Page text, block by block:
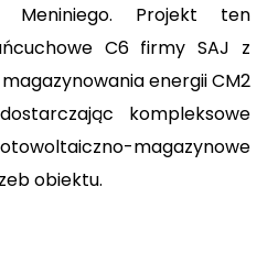
Meniniego. Projekt ten
C6 firmy SAJ z
energii CM2
kompleksowe
magazynowe
obiektu.